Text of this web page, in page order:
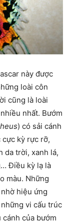
này được
loài côn
cũng là loài
nhất. Bướm
) có sải cánh
cực kỳ rực rỡ,
da trời, xanh lá,
Điều kỳ lạ là
màu. Những
hiệu ứng
vi cấu trúc
của bướm